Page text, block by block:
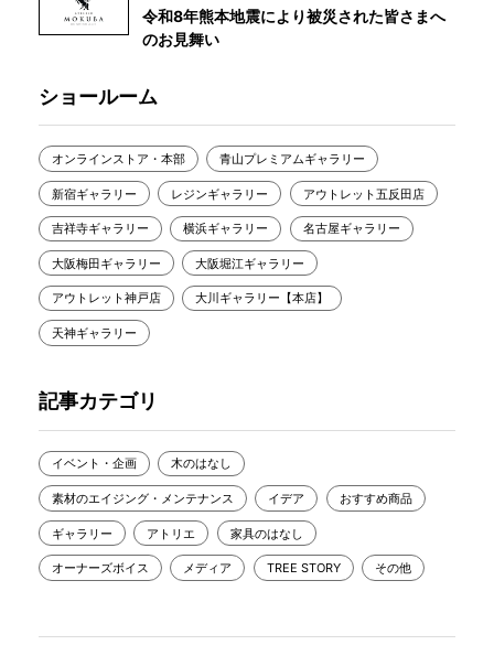
令和8年熊本地震により被災された皆さまへ
のお見舞い
ショールーム
オンラインストア・本部 青山プレミアムギャラリー
新宿ギャラリー レジンギャラリー アウトレット五反田店
吉祥寺ギャラリー 横浜ギャラリー 名古屋ギャラリー
大阪梅田ギャラリー 大阪堀江ギャラリー
アウトレット神戸店 大川ギャラリー【本店】
天神ギャラリー
記事カテゴリ
イベント・企画 木のはなし
素材のエイジング・メンテナンス イデア おすすめ商品
ギャラリー アトリエ 家具のはなし
オーナーズボイス メディア TREE STORY その他